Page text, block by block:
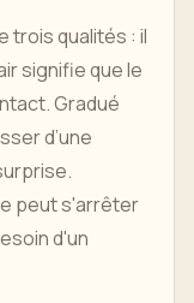
trois qualités : il
signifie que le
Gradué
d’une
peut s'arrêter
d'un